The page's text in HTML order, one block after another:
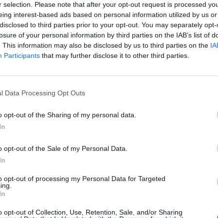
selection. Please note that after your opt-out request is processed
interest-based ads based on personal information utilized by us
to third parties prior to your opt-out. You may separately
of your personal information by third parties on the IAB’s list of
This information may also be disclosed by us to third parties on the
Participants that may further disclose it to other third parties.
Data Processing Opt Outs
opt-out of the Sharing of my personal data.
opt-out of the Sale of my Personal Data.
opt-out of processing my Personal Data for Targeted
opt-out of Collection, Use, Retention, Sale, and/or Sharing
ellenére nem változtat korábban megfogalmazott
ajánlásán a Concorde, az elemző a jelenlegi
RICHTERReal-time árfolyamInformációs panelAdatletöltés
Azonban az, hogy az új termékek ellenére csökkent
7.2%-ra, és, hogy a Richter eddigi 5-10%-os idei belföldi...
portfolio.hu hírarchívumához tartozik, melynek olvasása
cikkarchívum